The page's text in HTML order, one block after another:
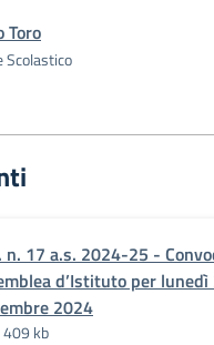
Toro
Scolastico
n. 17 a.s. 2024-25 -
d’Istituto per lunedì
2024
kb